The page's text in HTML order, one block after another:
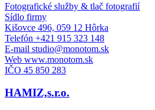
Fotografické služby & tlač fotografií
Sídlo firmy
Kišovce 496, 059 12 Hôrka
Telefón +421 915 323 148
E-mail studio@monotom.sk
Web www.monotom.sk
IČO 45 850 283
HAMIZ,s.r.o.